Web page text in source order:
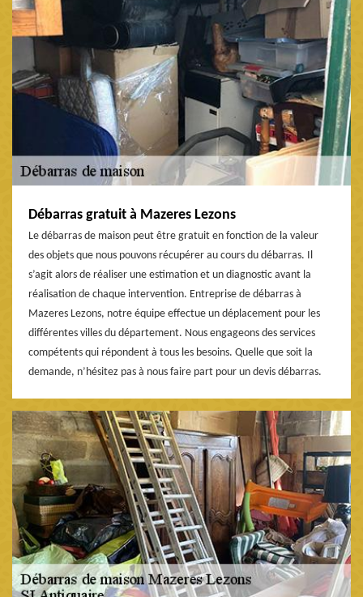
Débarras gratuit à Mazeres Lezons
Le débarras de maison peut être gratuit en fonction de la valeur
des objets que nous pouvons récupérer au cours du débarras. Il
s’agit alors de réaliser une estimation et un diagnostic avant la
réalisation de chaque intervention. Entreprise de débarras à
Mazeres Lezons, notre équipe effectue un déplacement pour les
différentes villes du département. Nous engageons des services
compétents qui répondent à tous les besoins. Quelle que soit la
demande, n’hésitez pas à nous faire part pour un devis débarras.